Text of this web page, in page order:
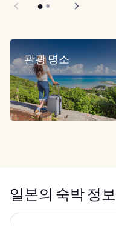
관광 명소
일본의 숙박 정보
호텔 그레이서리 신주쿠